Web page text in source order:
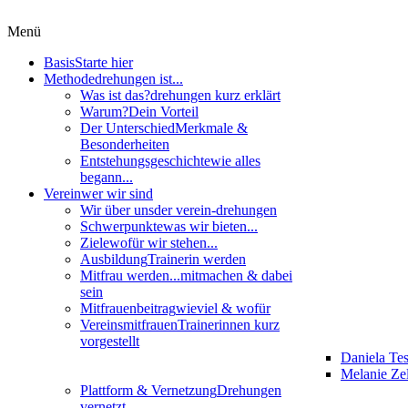
Menü
BasisStarte hier
Methodedrehungen ist...
Was ist das?drehungen kurz erklärt
Warum?Dein Vorteil
Der UnterschiedMerkmale &
Besonderheiten
Entstehungsgeschichtewie alles
begann...
Vereinwer wir sind
Wir über unsder verein-drehungen
Schwerpunktewas wir bieten...
Zielewofür wir stehen...
AusbildungTrainerin werden
Mitfrau werden...mitmachen & dabei
sein
Mitfrauenbeitragwieviel & wofür
VereinsmitfrauenTrainerinnen kurz
vorgestellt
Daniela
Melanie
Plattform & VernetzungDrehungen